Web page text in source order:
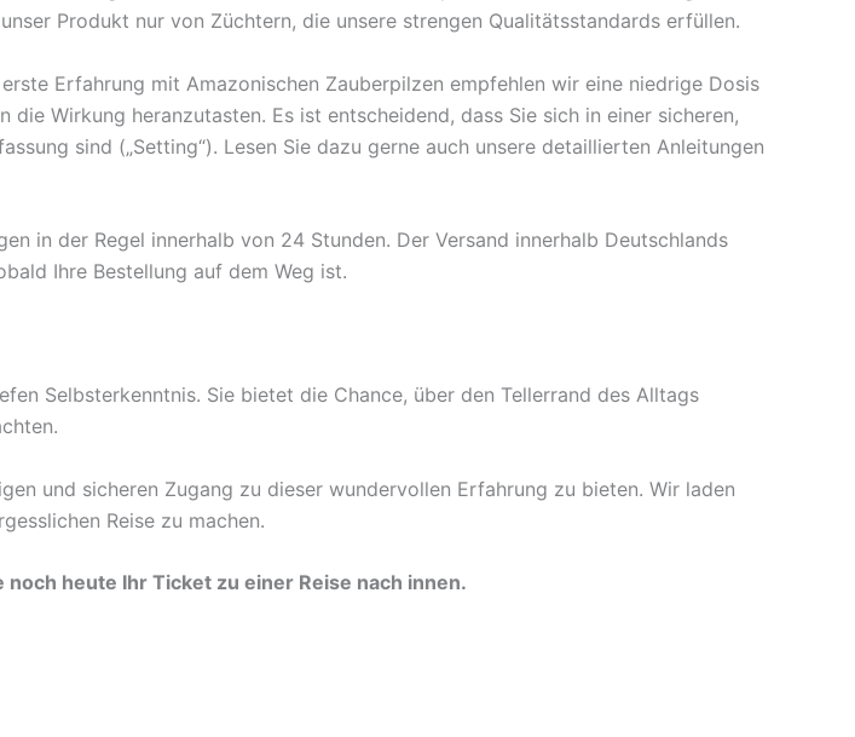
Produkt nur von Züchtern, die unsere strengen Qualitätsstandards erfüllen.
erste Erfahrung mit Amazonischen Zauberpilzen empfehlen wir eine niedrige Dosis
Wirkung heranzutasten. Es ist entscheidend, dass Sie sich in einer sicheren,
sind („Setting“). Lesen Sie dazu gerne auch unsere detaillierten Anleitungen
in der Regel innerhalb von 24 Stunden. Der Versand innerhalb Deutschlands
Ihre Bestellung auf dem Weg ist.
Selbsterkenntnis. Sie bietet die Chance, über den Tellerrand des Alltags
und sicheren Zugang zu dieser wundervollen Erfahrung zu bieten. Wir laden
Reise zu machen.
heute Ihr Ticket zu einer Reise nach innen.